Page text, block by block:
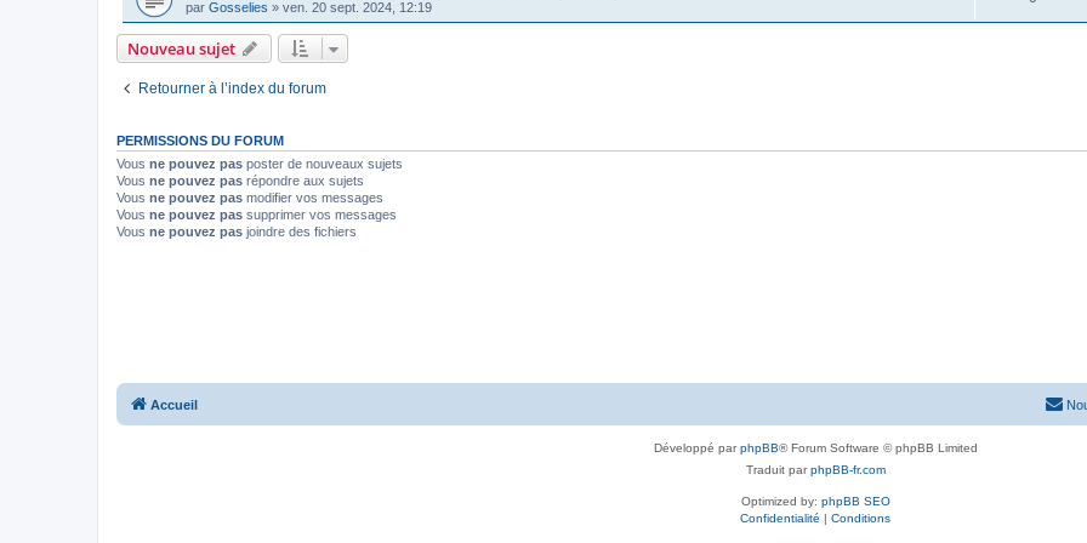
par Gosselies » ven. 20 sept. 2024, 12:19
Nouveau sujet
Retourner à l’index du forum
PERMISSIONS DU FORUM
Vous ne pouvez pas poster de nouveaux sujets
Vous ne pouvez pas répondre aux sujets
Vous ne pouvez pas modifier vos messages
Vous ne pouvez pas supprimer vos messages
Vous ne pouvez pas joindre des fichiers
Accueil
Développé parphpBB® Forum Software © phpBB Limited
Traduit parphpBB-fr.com
Optimized by: phpBB SEO
Confidentialité | Conditions